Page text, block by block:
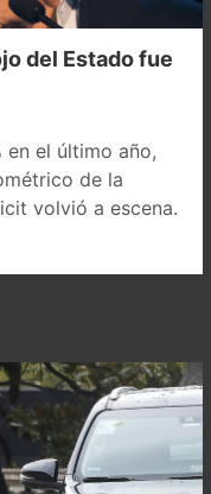
del Estado fue
el último año,
de la
volvió a escena.